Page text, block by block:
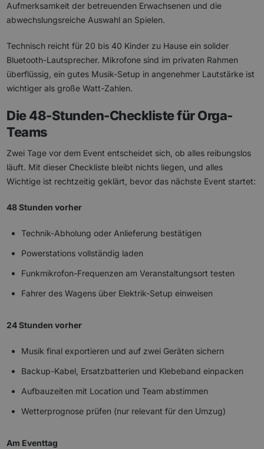
Aufmerksamkeit der betreuenden Erwachsenen und die
abwechslungsreiche Auswahl an Spielen.
Technisch reicht für 20 bis 40 Kinder zu Hause ein solider
Bluetooth-Lautsprecher. Mikrofone sind im privaten Rahmen
überflüssig, ein gutes Musik-Setup in angenehmer Lautstärke ist
wichtiger als große Watt-Zahlen.
Die 48-Stunden-Checkliste für Orga-
Teams
Zwei Tage vor dem Event entscheidet sich, ob alles reibungslos
läuft. Mit dieser Checkliste bleibt nichts liegen, und alles
Wichtige ist rechtzeitig geklärt, bevor das nächste Event startet:
48 Stunden vorher
Technik-Abholung oder Anlieferung bestätigen
Powerstations vollständig laden
Funkmikrofon-Frequenzen am Veranstaltungsort testen
Fahrer des Wagens über Elektrik-Setup einweisen
24 Stunden vorher
Musik final exportieren und auf zwei Geräten sichern
Backup-Kabel, Ersatzbatterien und Klebeband einpacken
Aufbauzeiten mit Location und Team abstimmen
Wetterprognose prüfen (nur relevant für den Umzug)
Am Eventtag